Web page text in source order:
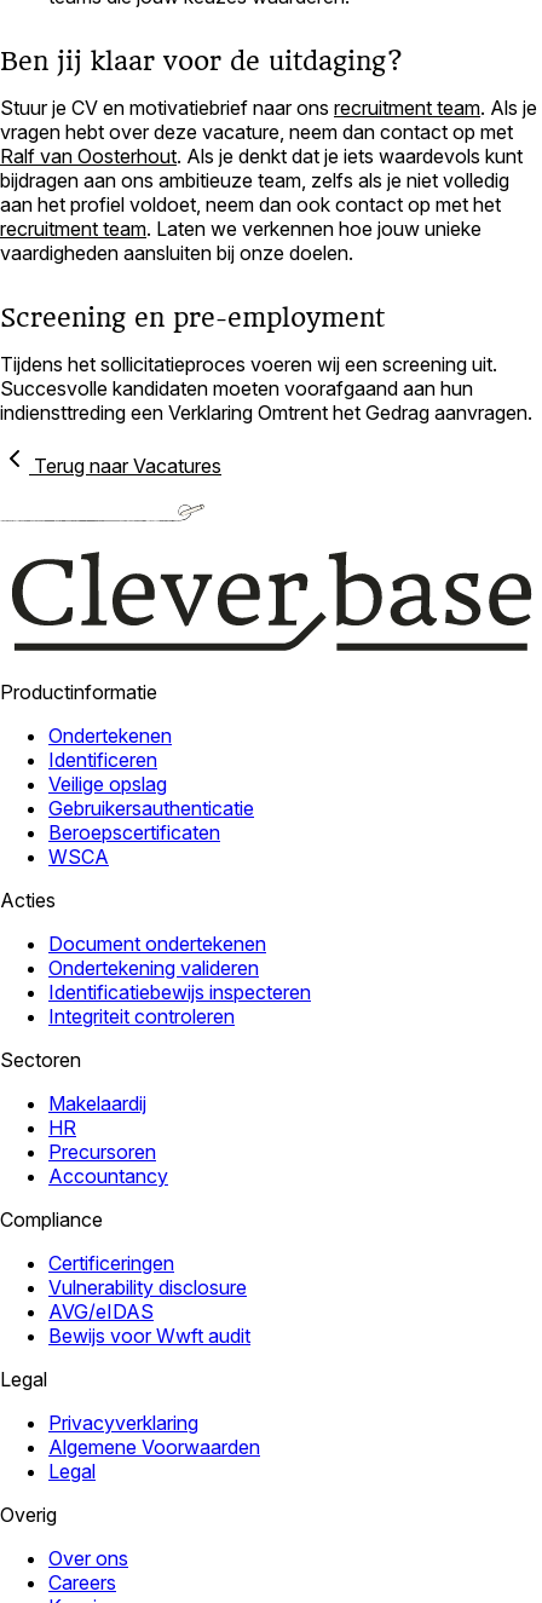
Ben jij klaar voor de uitdaging?
Stuur je CV en motivatiebrief naar ons recruitment team. Als je
vragen hebt over deze vacature, neem dan contact op met
Ralf van Oosterhout. Als je denkt dat je iets waardevols kunt
bijdragen aan ons ambitieuze team, zelfs als je niet volledig
aan het profiel voldoet, neem dan ook contact op met het
recruitment team. Laten we verkennen hoe jouw unieke
vaardigheden aansluiten bij onze doelen.
Screening en pre-employment
Tijdens het sollicitatieproces voeren wij een screening uit.
Succesvolle kandidaten moeten voorafgaand aan hun
indiensttreding een Verklaring Omtrent het Gedrag aanvragen.
Terug naar Vacatures
Productinformatie
Ondertekenen
Identificeren
Veilige opslag
Gebruikersauthenticatie
Beroepscertificaten
WSCA
Acties
Document ondertekenen
Ondertekening valideren
Identificatiebewijs inspecteren
Integriteit controleren
Sectoren
Makelaardij
HR
Precursoren
Accountancy
Compliance
Certificeringen
Vulnerability disclosure
AVG/eIDAS
Bewijs voor Wwft audit
Legal
Privacyverklaring
Algemene Voorwaarden
Legal
Overig
Over ons
Careers